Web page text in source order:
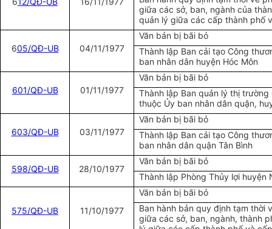
giữa các sở, ban, ngành của
quản lý giữa các cấp thành phố
605/QĐ-UB 04/11/1977
Văn bản bị bãi bỏ
Thành lập Ban cải tạo Công
ban nhân dân huyện Hóc Môn
601/QĐ-UB 01/11/1977
Văn bản bị bãi bỏ
Thành lập Ban quản lý thị
thuộc Ủy ban nhân dân quận,
603/QĐ-UB 03/11/1977
Văn bản bị bãi bỏ
Thành lập Ban cải tạo Công
ban nhân dân quận Tân Bình
598/QĐ-UB 28/10/1977
Văn bản bị bãi bỏ
Thành lập Phòng Thủy lợi huyện
575/QĐ-UB 11/10/1977
Văn bản bị bãi bỏ
Ban hành bản quy định tạm thời
giữa các sở, ban, ngành, thành